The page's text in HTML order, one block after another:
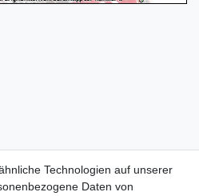
Technologien auf unserer
Daten von